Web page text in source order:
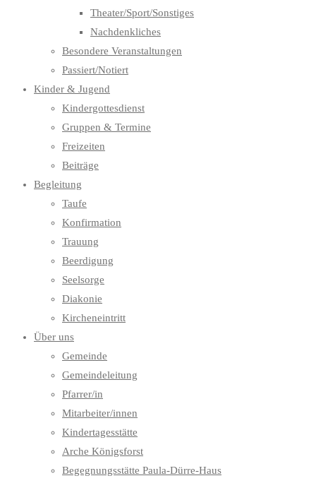
Theater/Sport/Sonstiges
Nachdenkliches
Besondere Veranstaltungen
Passiert/Notiert
Kinder & Jugend
Kindergottesdienst
Gruppen & Termine
Freizeiten
Beiträge
Begleitung
Taufe
Konfirmation
Trauung
Beerdigung
Seelsorge
Diakonie
Kircheneintritt
Über uns
Gemeinde
Gemeindeleitung
Pfarrer/in
Mitarbeiter/innen
Kindertagesstätte
Arche Königsforst
Begegnungsstätte Paula-Dürre-Haus